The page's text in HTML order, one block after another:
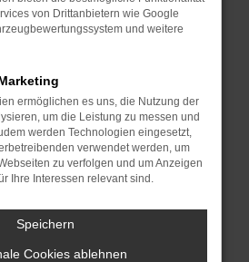
wie Werbeblocker,
bestimmter Seiten
oder in einem privaten
neu.
helfen,
Probleme zu beheben.
dein Browser und dein
auf dem neuesten Stand
von Drittanbietern wie Google
und weitere
ermöglichen es uns, die Nutzung der
um die Leistung zu messen und
werden Technologien eingesetzt,
verwendet werden, um
zu verfolgen und um Anzeigen
Ihre Interessen relevant sind.
Speichern
Cookies ablehnen